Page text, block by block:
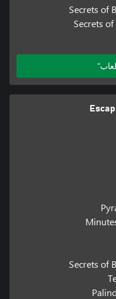
Secrets of
Secrets
Secrets of